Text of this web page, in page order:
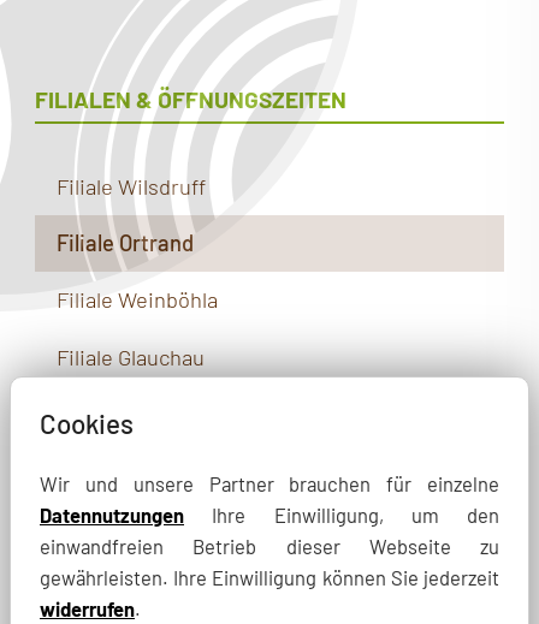
Ortrand
FILIALEN & ÖFFNUNGSZEITEN
Filiale Wilsdruff
Filiale Ortrand
Filiale Weinböhla
Filiale Glauchau
Filiale Radeburg
Filiale Waldenburg
Filiale Ortrand
Altmarkt 4
Cookies
Wir und unsere Partner brauchen für einzelne
Datennutzungen Ihre Einwilligung, um den
einwandfreien Betrieb dieser Webseite zu
gewährleisten. Ihre Einwilligung können Sie jederzeit
widerrufen.